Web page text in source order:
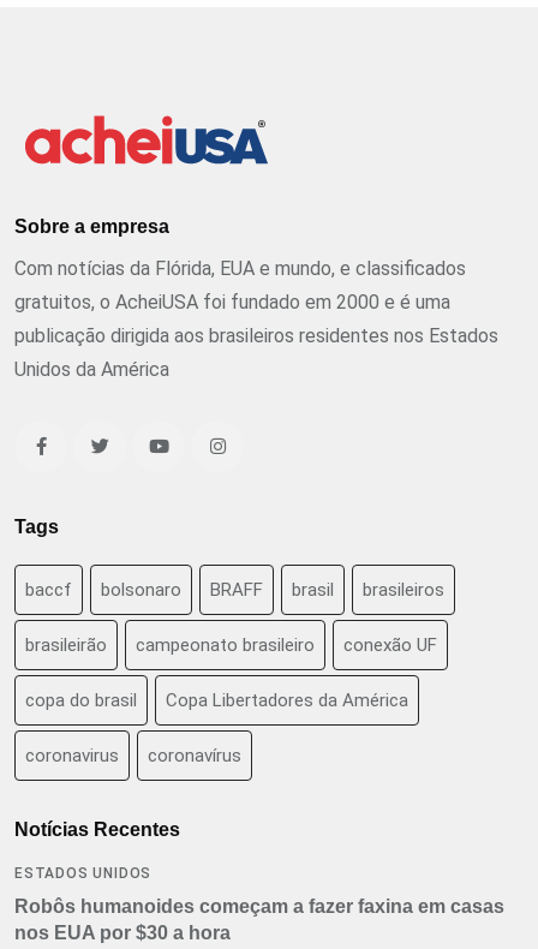
Sobre a empresa
Com notícias da Flórida, EUA e mundo, e classificados
gratuitos, o AcheiUSA foi fundado em 2000 e é uma
publicação dirigida aos brasileiros residentes nos Estados
Unidos da América
Tags
baccf bolsonaro BRAFF brasil brasileiros
brasileirão campeonato brasileiro conexão UF
copa do brasil Copa Libertadores da América
coronavirus coronavírus
Notícias Recentes
ESTADOS UNIDOS
Robôs humanoides começam a fazer faxina em casas
nos EUA por $30 a hora